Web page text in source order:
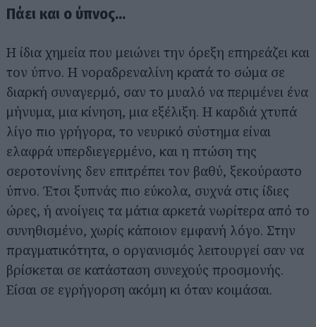
Πάει και ο ύπνος...
Η ίδια χημεία που μειώνει την όρεξη επηρεάζει και
τον ύπνο. Η νοραδρεναλίνη κρατά το σώμα σε
διαρκή συναγερμό, σαν το μυαλό να περιμένει ένα
μήνυμα, μια κίνηση, μια εξέλιξη. Η καρδιά χτυπά
λίγο πιο γρήγορα, το νευρικό σύστημα είναι
ελαφρά υπερδιεγερμένο, και η πτώση της
σεροτονίνης δεν επιτρέπει τον βαθύ, ξεκούραστο
ύπνο. Έτσι ξυπνάς πιο εύκολα, συχνά στις ίδιες
ώρες, ή ανοίγεις τα μάτια αρκετά νωρίτερα από το
συνηθισμένο, χωρίς κάποιον εμφανή λόγο. Στην
πραγματικότητα, ο οργανισμός λειτουργεί σαν να
βρίσκεται σε κατάσταση συνεχούς προσμονής.
Είσαι σε εγρήγορση ακόμη κι όταν κοιμάσαι.